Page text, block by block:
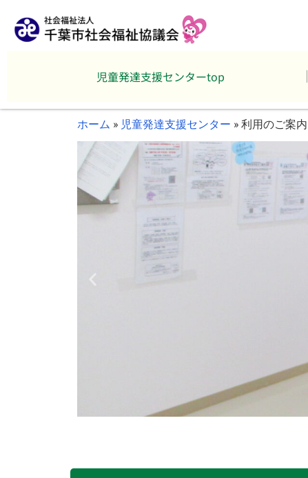
児童発達支援センターtop
ホーム » 児童発達支援センター »利用のご案内